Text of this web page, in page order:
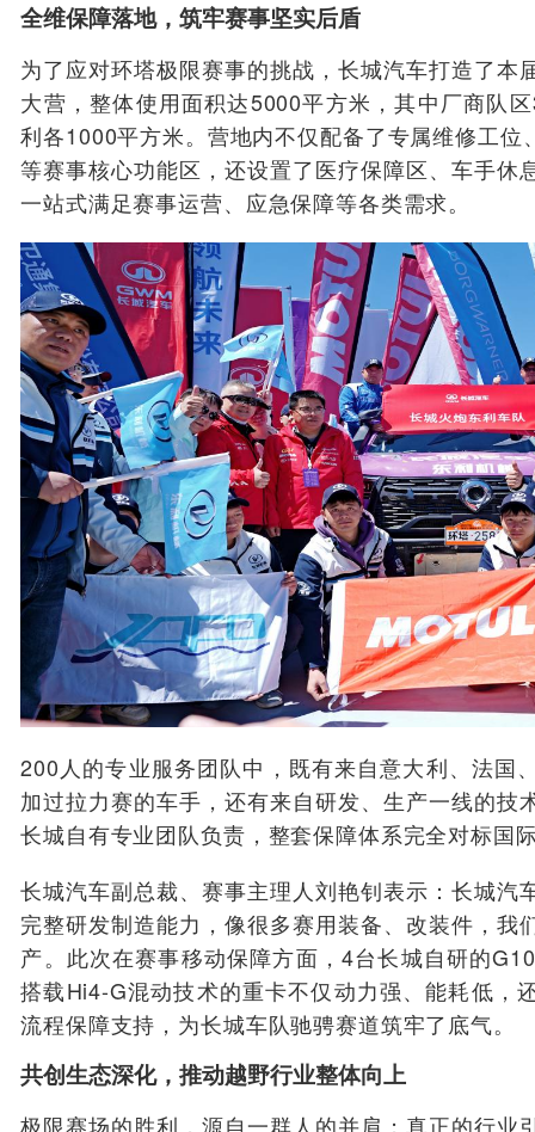
全维保障落地，筑牢赛事坚实后盾
为了应对环塔极限赛事的挑战，长城汽车打造了本
大营，整体使用面积达5000平方米，其中厂商队
利各1000平方米。营地内不仅配备了专属维修工
等赛事核心功能区，还设置了医疗保障区、车手休
一站式满足赛事运营、应急保障等各类需求。
200人的专业服务团队中，既有来自意大利、法国
加过拉力赛的车手，还有来自研发、生产一线的技
长城自有专业团队负责，整套保障体系完全对标国
长城汽车副总裁、赛事主理人刘艳钊表示：长城汽
完整研发制造能力，像很多赛用装备、改装件，我
产。此次在赛事移动保障方面，4台长城自研的
搭载Hi4-G混动技术的重卡不仅动力强、能耗低，
流程保障支持，为长城车队驰骋赛道筑牢了底气。
共创生态深化，推动越野行业整体向上
极限赛场的胜利，源自一群人的并肩；真正的行业